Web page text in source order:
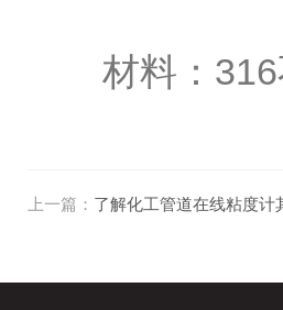
材料：316
上一篇： 了解化工管道在线粘度计